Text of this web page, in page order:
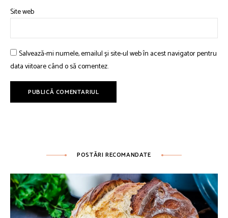
Site web
Salvează-mi numele, emailul și site-ul web în acest navigator pentru
data viitoare când o să comentez.
POSTĂRI RECOMANDATE